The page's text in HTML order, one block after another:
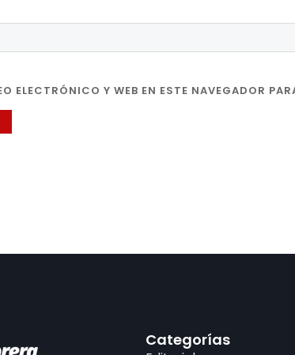
ELECTRÓNICO Y WEB EN ESTE NAVEGADOR
Categorías